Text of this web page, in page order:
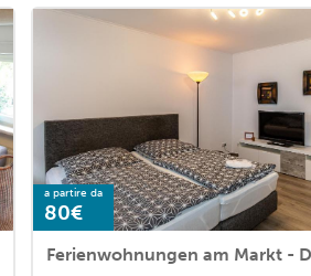
a partire da
80€